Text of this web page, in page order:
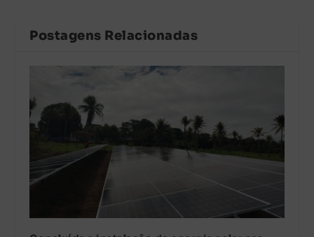
Postagens Relacionadas